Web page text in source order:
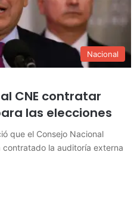
Nacional
CNE contratar
las elecciones
que el Consejo Nacional
contratado la auditoría externa